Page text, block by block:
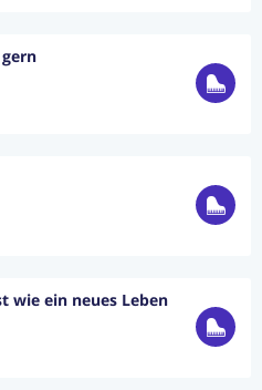
wie ein neues Leben